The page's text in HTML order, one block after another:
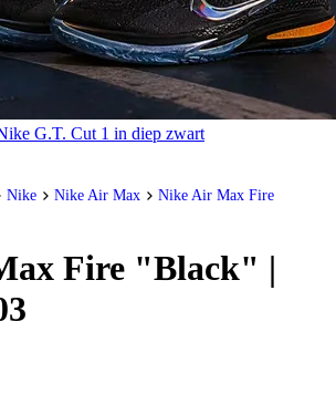
G.T. Cut 1 in diep zwart
Nike Nike Air Max Nike Air Max Fire
Fire "Black" |